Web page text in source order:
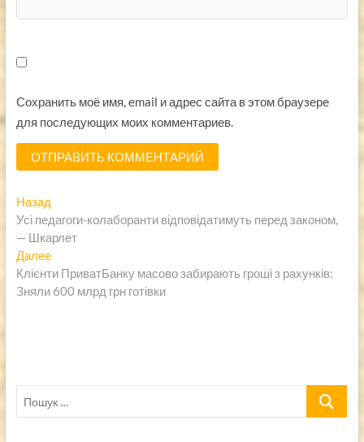
Сохранить моё имя, email и адрес сайта в этом браузере
для последующих моих комментариев.
Навигация
по
записям
НазадПредыдущая
запись:
Усі педагоги-колаборанти відповідатимуть перед законом,
— Шкарлет
ДалееСледующая
запись:
Клієнти ПриватБанку масово забирають гроші з рахунків:
Зняли 600 млрд грн готівки
Пошук